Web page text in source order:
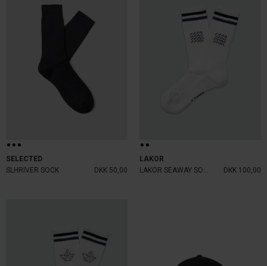
SELECTED
SLHRIVER SOCK
DKK 50,00
LAKOR
DKK 100,00